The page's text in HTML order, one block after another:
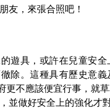
友，來張合照吧！
遊具，或許在兒童安
除。這種具有歷史意
更不應該便宜行事，就
並做好安全上的強化才對